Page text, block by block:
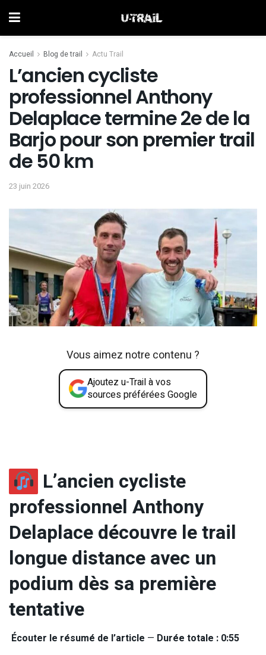
Accueil Blog de trail Actu Trail
L’ancien cycliste
professionnel Anthony
Delaplace termine 2e de la
Barjo pour son premier trail
de 50 km
23 juin 2026
Vous aimez notre contenu ?
Ajoutez u-Trail à vos
sources préférées Google
L’ancien cycliste
professionnel Anthony
Delaplace découvre le trail
longue distance avec un
podium dès sa première
tentative
Écouter le résumé de l’article — Durée totale : 0:55